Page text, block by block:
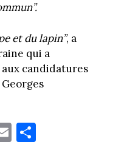
et du lapin”, a
qui a
candidatures
E
m
Pa